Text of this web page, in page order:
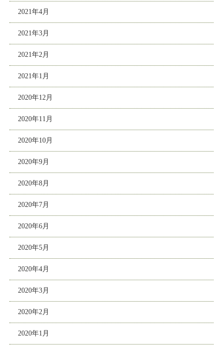
2021年4月
2021年3月
2021年2月
2021年1月
2020年12月
2020年11月
2020年10月
2020年9月
2020年8月
2020年7月
2020年6月
2020年5月
2020年4月
2020年3月
2020年2月
2020年1月